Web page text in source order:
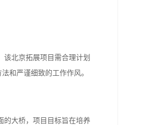
北京拓展项目需合理计划
和严谨细致的工作作风。
的大桥，项目目标旨在培养